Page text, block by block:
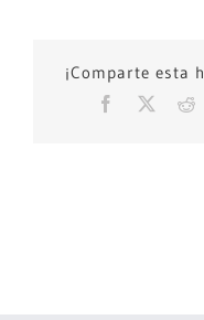
¡Comparte esta
Facebook